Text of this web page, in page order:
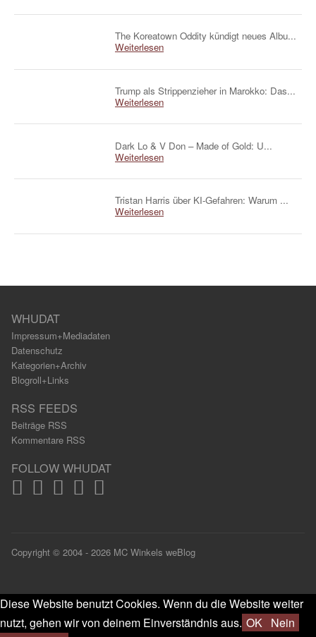
The Koreatown Oddity kündigt neues Albu...
Weiterlesen
Trump als Strippenzieher in Marokko: Das...
Weiterlesen
Dark Lo & V Don – Made of Gold: U...
Weiterlesen
Tristan Harris über KI-Gefahren: Warum ...
Weiterlesen
WHUDAT
Impressum+Mediadaten
Datenschutz
Kategorien+Archiv
Blogroll+Links
RSS FEEDS
Beiträge RSS
Kommentare RSS
FOLLOW WHUDAT
Copyright © 2004 - 2026 MC Winkels weBlog
Diese Website benutzt Cookies. Wenn du die Website weiter
nutzt, gehen wir von deinem Einverständnis aus. OK Nein